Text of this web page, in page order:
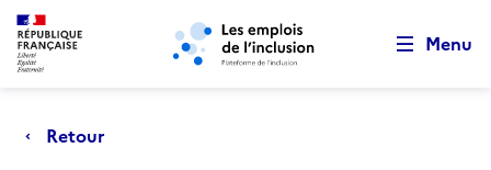
Aller au menu principal Aller au contenu principal
Menu
Retour
Retour au début de la page
Panneau de gestion des cookies